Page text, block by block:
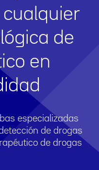
de
en
especializadas
de drogas
de drogas